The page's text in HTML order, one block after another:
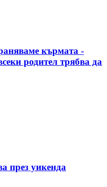
кърмата -
родител трябва да
през уикенда